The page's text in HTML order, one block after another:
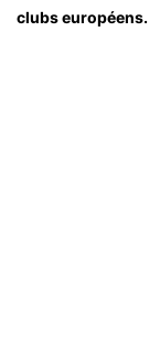
clubs européens.